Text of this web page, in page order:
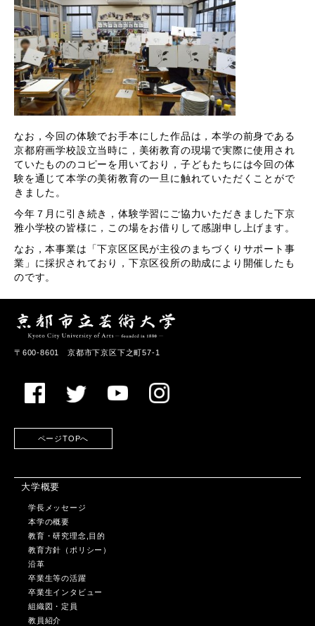
なお，今回の体験でお手本にした作品は，本学の前身である
京都府画学校設立当時に，美術教育の現場で実際に使用され
ていたもののコピーを用いており，子どもたちには今回の体
験を通じて本学の美術教育の一旦に触れていただくことがで
きました。
今年７月に引き続き，体験学習にご協力いただきました下京
雅小学校の皆様に，この場をお借りして感謝申し上げます。
なお，本事業は「下京区区民が主役のまちづくりサポート事
業」に採択されており，下京区役所の助成により開催したも
のです。
〒600-8601 京都市下京区下之町57-1
ページTOPへ
大学概要
学長メッセージ
本学の概要
教育・研究理念,目的
教育方針（ポリシー）
沿革
卒業生等の活躍
卒業生インタビュー
組織図・定員
教員紹介